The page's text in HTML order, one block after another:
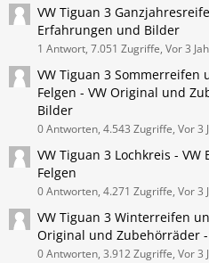
VW Tiguan 3
Erfahrungen und Bilder
1 Antwort, 7.051 Zugriffe, Vor 3
VW Tiguan 3 Sommerreifen
Felgen - VW Original und
Bilder
0 Antworten, 4.543 Zugriffe, Vor 3
VW Tiguan 3 Lochkreis -
Felgen
0 Antworten, 4.271 Zugriffe, Vor 3
VW Tiguan 3 Winterreifen
Original und Zubehörräder
0 Antworten, 3.912 Zugriffe, Vor 3